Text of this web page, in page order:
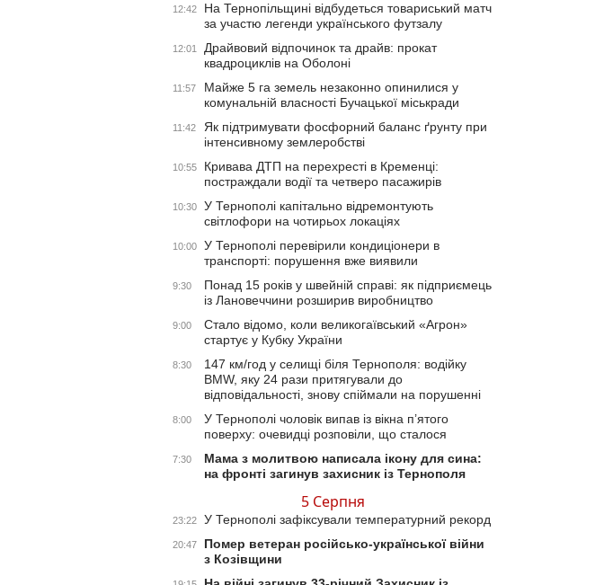
12:42
На Тернопільщині відбудеться товариський матч
за участю легенди українського футзалу
12:01
Драйвовий відпочинок та драйв: прокат
квадроциклів на Оболоні
11:57
Майже 5 га земель незаконно опинилися у
комунальній власності Бучацької міськради
11:42
Як підтримувати фосфорний баланс ґрунту при
інтенсивному землеробстві
10:55
Кривава ДТП на перехресті в Кременці:
постраждали водії та четверо пасажирів
10:30
У Тернополі капітально відремонтують
світлофори на чотирьох локаціях
10:00
У Тернополі перевірили кондиціонери в
транспорті: порушення вже виявили
9:30
Понад 15 років у швейній справі: як підприємець
із Лановеччини розширив виробництво
9:00
Стало відомо, коли великогаївський «Агрон»
стартує у Кубку України
8:30
147 км/год у селищі біля Тернополя: водійку
BMW, яку 24 рази притягували до
відповідальності, знову спіймали на порушенні
8:00
У Тернополі чоловік випав із вікна п’ятого
поверху: очевидці розповіли, що сталося
7:30
Мама з молитвою написала ікону для сина:
на фронті загинув захисник із Тернополя
5 Серпня
23:22 У Тернополі зафіксували температурний рекорд
20:47
Помер ветеран російсько-української війни
з Козівщини